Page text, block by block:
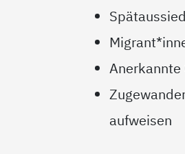
aufweisen